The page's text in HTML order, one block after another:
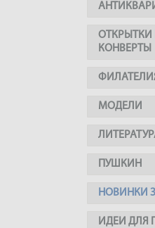
ОТКРЫТКИ
КОНВЕРТЫ
МОДЕЛИ
ПУШКИН
НОВИНКИ
ИДЕИ ДЛЯ